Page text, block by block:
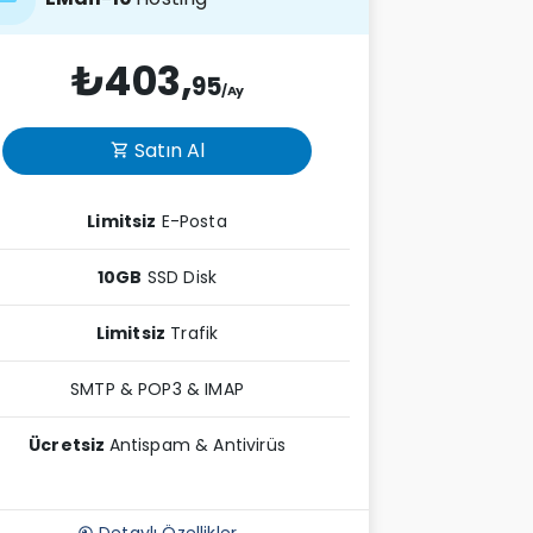
₺403,95/Ay
shopping_cart Satın Al
Limitsiz E-Posta
10GB SSD Disk
Limitsiz Trafik
SMTP & POP3 & IMAP
Ücretsiz Antispam & Antivirüs